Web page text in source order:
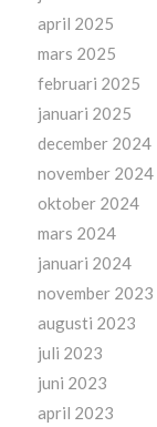
april 2025
mars 2025
februari 2025
januari 2025
december 2024
november 2024
oktober 2024
mars 2024
januari 2024
november 2023
augusti 2023
juli 2023
juni 2023
april 2023